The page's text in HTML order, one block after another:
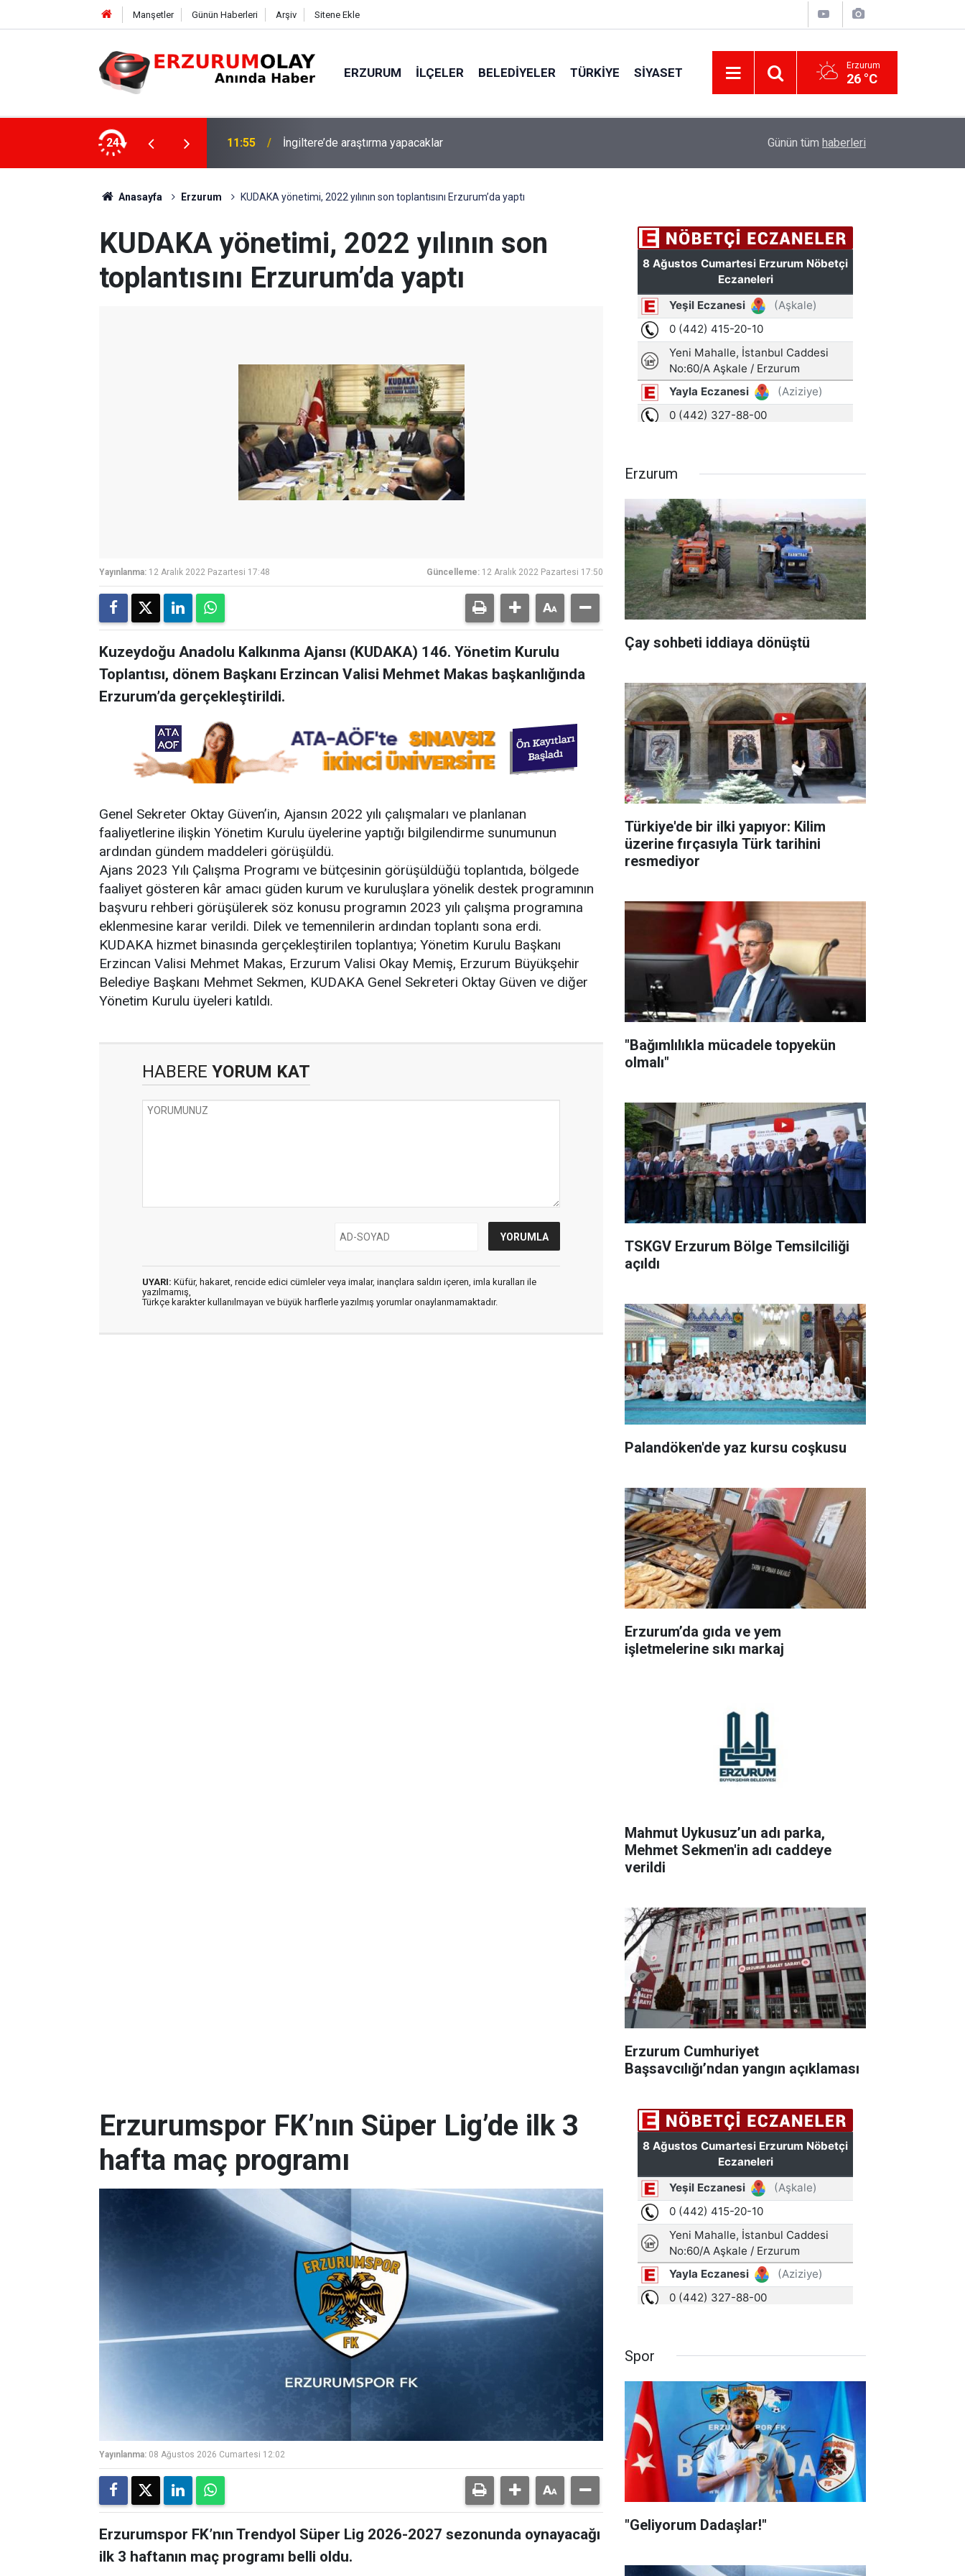
Manşetler Günün Haberleri Arşiv Sitene Ekle
ERZURUM İLÇELER BELEDIYELER TÜRKIYE SIYASET Erzurum
26 °C
24 11:52 Çay sohbeti iddiaya dönüştü Türkiye'de bir ilki yapıyor: Kilim üzerine
Günün tüm haberleri
Anasayfa Erzurum KUDAKA yönetimi, 2022 yılının son toplantısını Erzurum’da yaptı
KUDAKA yönetimi, 2022 yılının son
toplantısını Erzurum’da yaptı
Yayınlanma: 12 Aralık 2022 Pazartesi 17:48 Güncelleme: 12 Aralık 2022 Pazartesi 17:50
Kuzeydoğu Anadolu Kalkınma Ajansı (KUDAKA) 146. Yönetim Kurulu
Toplantısı, dönem Başkanı Erzincan Valisi Mehmet Makas başkanlığında
Erzurum’da gerçekleştirildi.
Genel Sekreter Oktay Güven’in, Ajansın 2022 yılı çalışmaları ve planlanan
faaliyetlerine ilişkin Yönetim Kurulu üyelerine yaptığı bilgilendirme sunumunun
ardından gündem maddeleri görüşüldü.
Ajans 2023 Yılı Çalışma Programı ve bütçesinin görüşüldüğü toplantıda, bölgede
faaliyet gösteren kâr amacı güden kurum ve kuruluşlara yönelik destek programının
başvuru rehberi görüşülerek söz konusu programın 2023 yılı çalışma programına
eklenmesine karar verildi. Dilek ve temennilerin ardından toplantı sona erdi.
KUDAKA hizmet binasında gerçekleştirilen toplantıya; Yönetim Kurulu Başkanı
Erzincan Valisi Mehmet Makas, Erzurum Valisi Okay Memiş, Erzurum Büyükşehir
Belediye Başkanı Mehmet Sekmen, KUDAKA Genel Sekreteri Oktay Güven ve diğer
Yönetim Kurulu üyeleri katıldı.
HABERE YORUM KAT
UYARI: Küfür, hakaret, rencide edici cümleler veya imalar, inançlara saldırı içeren, imla kuralları ile
yazılmamış,
Türkçe karakter kullanılmayan ve büyük harflerle yazılmış yorumlar onaylanmamaktadır.
Erzurum
Çay sohbeti iddiaya dönüştü
Türkiye'de bir ilki yapıyor: Kilim
üzerine fırçasıyla Türk tarihini
resmediyor
"Bağımlılıkla mücadele topyekün
olmalı"
TSKGV Erzurum Bölge Temsilciliği
açıldı
Palandöken'de yaz kursu coşkusu
Erzurum’da gıda ve yem
işletmelerine sıkı markaj
Mahmut Uykusuz’un adı parka,
Mehmet Sekmen'in adı caddeye
verildi
Erzurum Cumhuriyet
Başsavcılığı’ndan yangın açıklaması
Erzurumspor FK’nın Süper Lig’de ilk 3
hafta maç programı
Yayınlanma: 08 Ağustos 2026 Cumartesi 12:02
Erzurumspor FK’nın Trendyol Süper Lig 2026-2027 sezonunda oynayacağı
ilk 3 haftanın maç programı belli oldu.
Spor
"Geliyorum Dadaşlar!"